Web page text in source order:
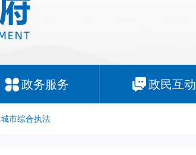
政务服务 政民互动
城市综合执法